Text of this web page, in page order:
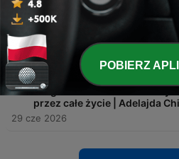
26 lip 2026
52 - Podawano go już w
wzmocnienie | Beata Skomro
11 lip 2026
51 - Program z dzieciństwa
przez całe życie | Adelajda
29 cze 2026
POBIERZ